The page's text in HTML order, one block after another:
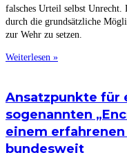
falsches Urteil selbst Unrecht.
durch die grundsätzliche
zur Wehr zu setzen.
Weiterlesen »
Ansatzpunkte für
sogenannten
einem
bundesweit